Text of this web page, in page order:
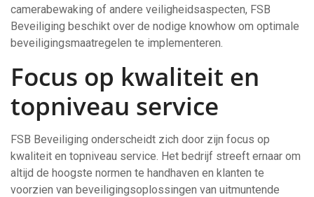
camerabewaking of andere veiligheidsaspecten, FSB
Beveiliging beschikt over de nodige knowhow om optimale
beveiligingsmaatregelen te implementeren.
Focus op kwaliteit en
topniveau service
FSB Beveiliging onderscheidt zich door zijn focus op
kwaliteit en topniveau service. Het bedrijf streeft ernaar om
altijd de hoogste normen te handhaven en klanten te
voorzien van beveiligingsoplossingen van uitmuntende